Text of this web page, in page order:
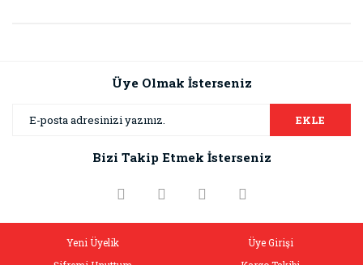
Görüş ve önerileriniz için teşekkür ederiz.
Ürün resmi kalitesiz, bozuk veya görüntülenemiyor.
Ürün bilgilerinde hatalar bulunuyor.
Üye Olmak İsterseniz
EKLE
Bizi Takip Etmek İsterseniz
Yeni Üyelik
Üye Girişi